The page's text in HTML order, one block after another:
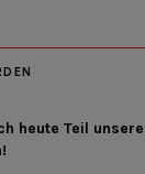
heute Teil